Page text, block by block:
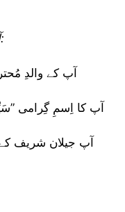
آپ رَضِىَ اللّٰهُ عَنهُ کے وَالدِ مَاجِد:
آپ کا اِسمِ گِرامی
آپ جیلان شریف